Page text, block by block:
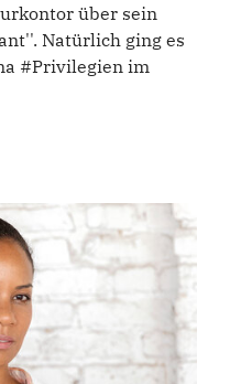
über sein
Natürlich ging es
#Privilegien im